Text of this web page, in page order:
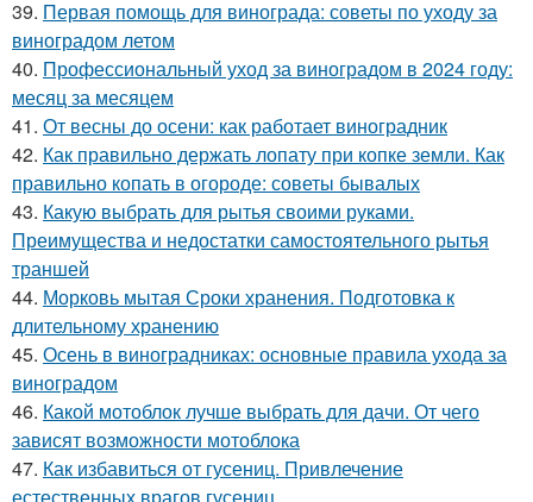
39. Первая помощь для винограда: советы по уходу за
виноградом летом
40. Профессиональный уход за виноградом в 2024 году:
месяц за месяцем
41. От весны до осени: как работает виноградник
42. Как правильно держать лопату при копке земли. Как
правильно копать в огороде: советы бывалых
43. Какую выбрать для рытья своими руками.
Преимущества и недостатки самостоятельного рытья
траншей
44. Морковь мытая Сроки хранения. Подготовка к
длительному хранению
45. Осень в виноградниках: основные правила ухода за
виноградом
46. Какой мотоблок лучше выбрать для дачи. От чего
зависят возможности мотоблока
47. Как избавиться от гусениц. Привлечение
естественных врагов гусениц